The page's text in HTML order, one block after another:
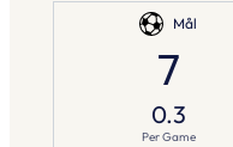
Mål
7
0.3
Per Game